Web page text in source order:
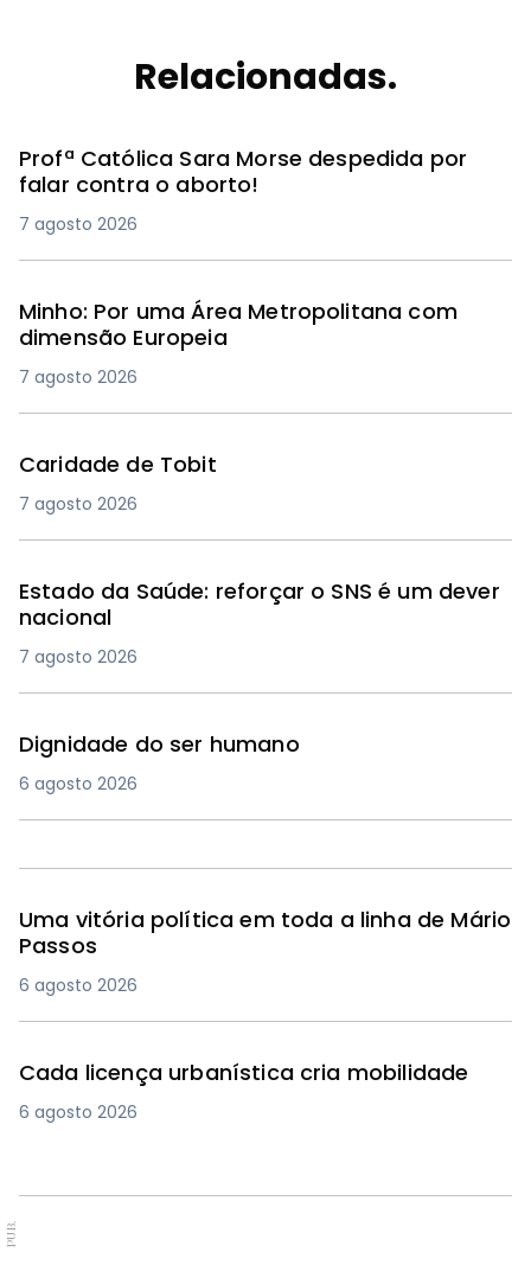
Relacionadas.
Profª Católica Sara Morse despedida por
falar contra o aborto!
7 agosto 2026
Minho: Por uma Área Metropolitana com
dimensão Europeia
7 agosto 2026
Caridade de Tobit
7 agosto 2026
Estado da Saúde: reforçar o SNS é um dever
nacional
7 agosto 2026
Dignidade do ser humano
6 agosto 2026
Uma vitória política em toda a linha de Mário
Passos
6 agosto 2026
Cada licença urbanística cria mobilidade
6 agosto 2026
PUB.